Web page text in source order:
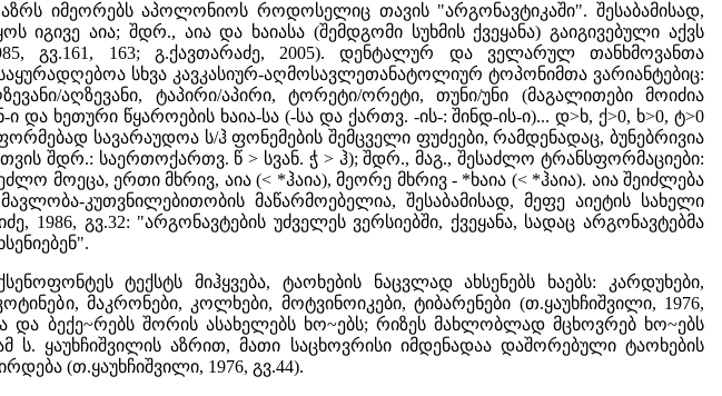
იმეორებს აპოლონიოს როდოსელიც თავის "არგონავტიკაში". შესაბამისად,
აია; შდრ., აია და ხაიასა (შემდგომი სუხმის ქვეყანა) გაიგივებული აქვს
გვ.161, 163; გ.ქავთარაძე, 2005). დენტალურ და ველარულ თანხმოვანთა
სხვა კავკასიურ-აღმოსავლეთანატოლიურ ტოპონიმთა ვარიანტებიც:
აღზევანი, ტაპირი/აპირი, ტორეტი/ორეტი, თუნი/უნი (მაგალითები მოიძია
და ხეთური წყაროების ხაია-სა (-სა და ქართვ. -ის-: შინდ-ის-ი)... დ>ხ, ქ>0, ხ>0, ტ>0
სავარაუდოა ს/ჰ ფონემების შემცველი ფუძეები, რამდენადაც, ბუნებრივია
შდრ.: საერთოქართვ. წ > სვან. ჭ > ჰ); შდრ., მაგ., შესაძლო ტრანსფორმაციები:
მოეცა, ერთი მხრივ, აია (< *ჰაია), მეორე მხრივ - *ხაია (< *ჰაია). აია შეიძლება
კუთვნილებითობის მაწარმოებელია, შესაბამისად, მეფე აიეტის სახელი
1986, გვ.32: "არგონავტების უძველეს ვერსიებში, ქვეყანა, სადაც არგონავტებმა
ტექსტს მიჰყვება, ტაოხების ნაცვლად ახსენებს ხაებს: კარდუხები,
მაკრონები, კოლხები, მოტვინოიკები, ტიბარენები (თ.ყაუხჩიშვილი, 1976,
და ბექე~რებს შორის ასახელებს ხო~ებს; რიზეს მახლობლად მცხოვრებ ხო~ებს
ს. ყაუხჩიშვილის აზრით, მათი საცხოვრისი იმდენადაა დაშორებული ტაოხების
(თ.ყაუხჩიშვილი, 1976, გვ.44).